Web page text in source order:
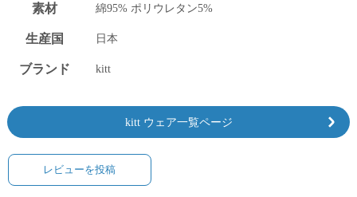
素材 綿95% ポリウレタン5%
生産国 日本
ブランド kitt
kitt ウェア一覧ページ
レビューを投稿